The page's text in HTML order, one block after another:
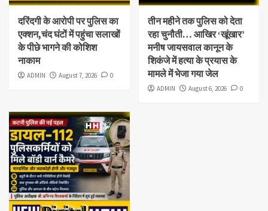
दरिंदगी के आरोपी पर पुलिस का
एक्शन,चंद घंटों में पहुंचा सलाखों
के पीछे भागने की कोशिश
नाकाम
ADMIN August 7, 2026 0
तीन महीने तक पुलिस को देता
रहा चुनौती… आखिर ‘खूंखार’
मनीष जायसवाल कानून के
शिकंजे में हत्या के प्रयास के
मामले में भेजा गया जेल
ADMIN August 6, 2026 0